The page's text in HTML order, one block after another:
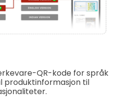
QR-kode for språk
produktinformasjon til